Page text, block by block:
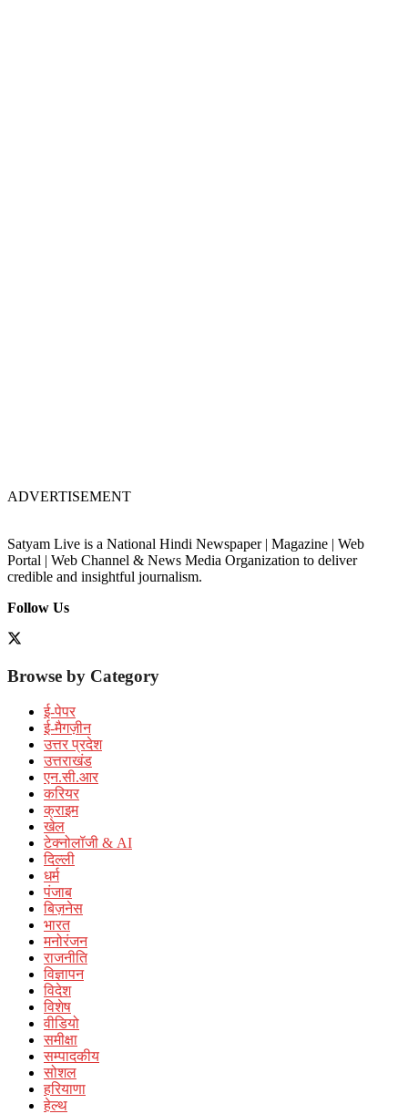
ADVERTISEMENT
Satyam Live is a National Hindi Newspaper | Magazine | Web
Portal | Web Channel & News Media Organization to deliver
credible and insightful journalism.
Follow Us
Browse by Category
ई-पेपर
ई-मैगज़ीन
उत्तर प्रदेश
उत्तराखंड
एन.सी.आर
करियर
क्राइम
खेल
टेक्नोलॉजी & AI
दिल्ली
धर्म
पंजाब
बिज़नेस
भारत
मनोरंजन
राजनीति
विज्ञापन
विदेश
विशेष
वीडियो
समीक्षा
सम्पादकीय
सोशल
हरियाणा
हेल्थ